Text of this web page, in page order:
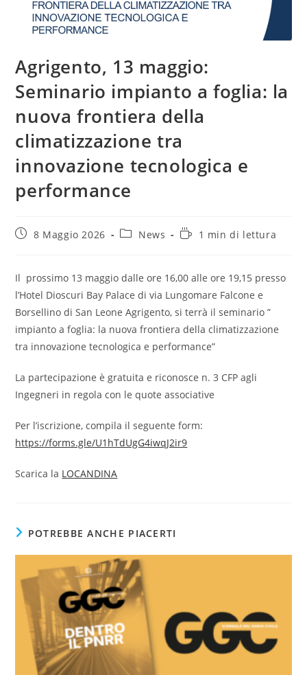
Agrigento, 13 maggio:
Seminario impianto a foglia: la
nuova frontiera della
climatizzazione tra
innovazione tecnologica e
performance
Articolo8 Maggio 2026
Categoria
News
Tempo1 min di lettura
Il prossimo 13 maggio dalle ore 16,00 alle ore 19,15 presso
l’Hotel Dioscuri Bay Palace di via Lungomare Falcone e
Borsellino di San Leone Agrigento, si terrà il seminario ”
impianto a foglia: la nuova frontiera della climatizzazione
tra innovazione tecnologica e performance”
La partecipazione è gratuita e riconosce n. 3 CFP agli
Ingegneri in regola con le quote associative
Per l’iscrizione, compila il seguente form:
https://forms.gle/U1hTdUgG4iwqJ2ir9
Scarica la LOCANDINA
POTREBBE ANCHE PIACERTI